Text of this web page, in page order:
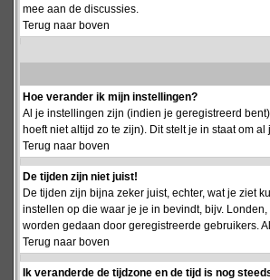
mee aan de discussies.
Terug naar boven
Hoe verander ik mijn instellingen?
Al je instellingen zijn (indien je geregistreerd
hoeft niet altijd zo te zijn). Dit stelt je in staat om
Terug naar boven
De tijden zijn niet juist!
De tijden zijn bijna zeker juist, echter, wat je ziet
instellen op die waar je je in bevindt, bijv.
worden gedaan door geregistreerde gebruikers.
Terug naar boven
Ik veranderde de tijdzone en de tijd is nog